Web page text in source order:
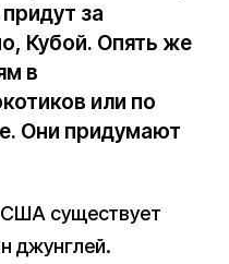
за
Кубой. Опять же
в
или по
Они придумают
существует
джунглей.